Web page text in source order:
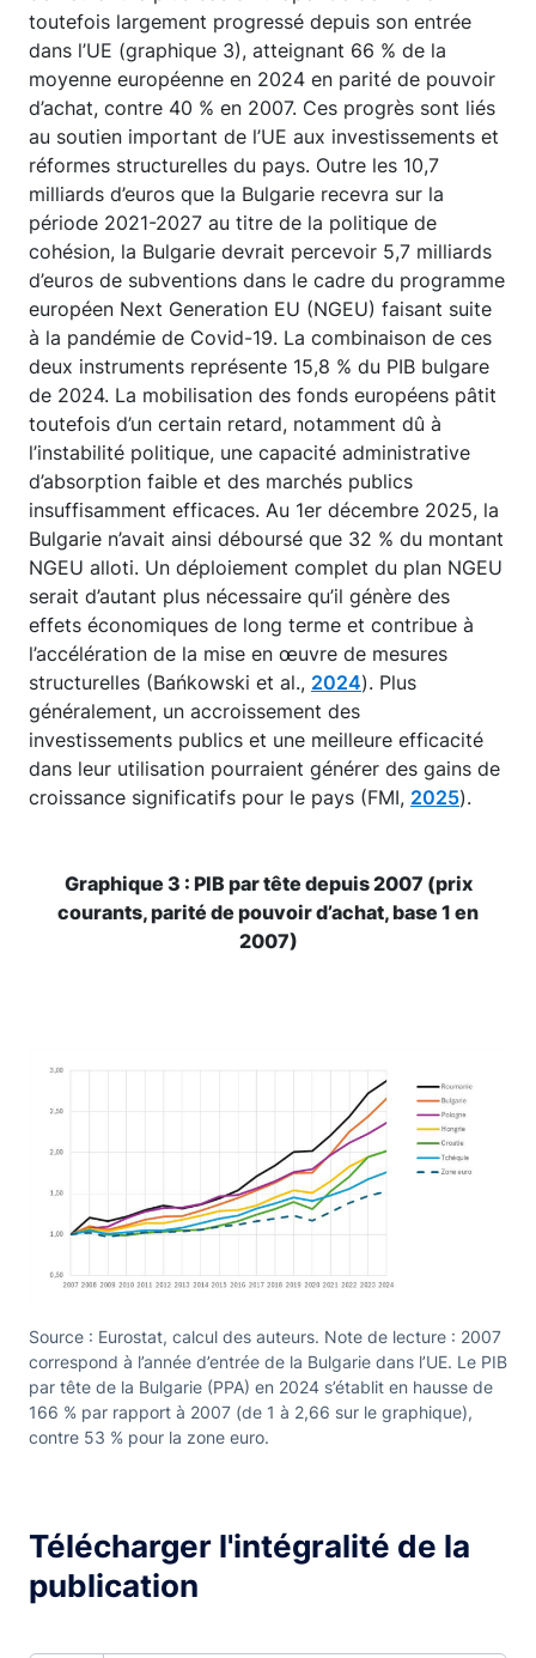
toutefois largement progressé depuis son entrée
dans l’UE (graphique 3), atteignant 66 % de la
moyenne européenne en 2024 en parité de pouvoir
d’achat, contre 40 % en 2007. Ces progrès sont liés
au soutien important de l’UE aux investissements et
réformes structurelles du pays. Outre les 10,7
milliards d’euros que la Bulgarie recevra sur la
période 2021-2027 au titre de la politique de
cohésion, la Bulgarie devrait percevoir 5,7 milliards
d’euros de subventions dans le cadre du programme
européen Next Generation EU (NGEU) faisant suite
à la pandémie de Covid-19. La combinaison de ces
deux instruments représente 15,8 % du PIB bulgare
de 2024. La mobilisation des fonds européens pâtit
toutefois d’un certain retard, notamment dû à
l’instabilité politique, une capacité administrative
d’absorption faible et des marchés publics
insuffisamment efficaces. Au 1er décembre 2025, la
Bulgarie n’avait ainsi déboursé que 32 % du montant
NGEU alloti. Un déploiement complet du plan NGEU
serait d’autant plus nécessaire qu’il génère des
effets économiques de long terme et contribue à
l’accélération de la mise en œuvre de mesures
structurelles (Bańkowski et al., 2024). Plus
généralement, un accroissement des
investissements publics et une meilleure efficacité
dans leur utilisation pourraient générer des gains de
croissance significatifs pour le pays (FMI, 2025).
Graphique 3 : PIB par tête depuis 2007 (prix
courants, parité de pouvoir d’achat, base 1 en
2007)
Source : Eurostat, calcul des auteurs. Note de lecture : 2007
correspond à l’année d’entrée de la Bulgarie dans l’UE. Le PIB
par tête de la Bulgarie (PPA) en 2024 s’établit en hausse de
166 % par rapport à 2007 (de 1 à 2,66 sur le graphique),
contre 53 % pour la zone euro.
Télécharger l'intégralité de la
publication